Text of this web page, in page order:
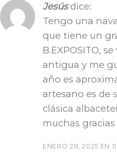
Jesús dice:
Tengo una
que tiene un
B.EXPOSITO,
antigua y me
año es
artesano es de
clásica
muchas gracias
ENERO 28, 2025 EN